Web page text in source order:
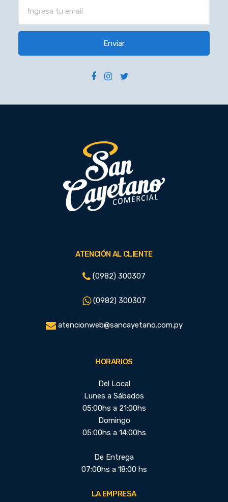
Enviar
ATENCIÓN AL CLIENTE
(0982) 300307
(0982) 300307
atencionweb@sancayetano.com.py
HORARIOS
Del Local
Lunes a Sábados
05:00hs a 21:00hs
Domingo
05:00hs a 14:00hs
De Entrega
07:00hs a 18:00 hs
LA EMPRESA